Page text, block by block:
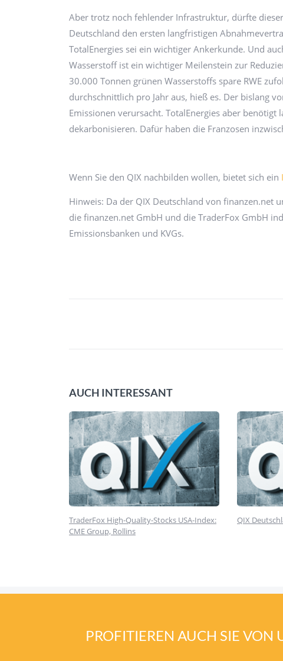
Aber trotz noch fehlender Infrastruktur, dürfte
Deutschland den ersten langfristigen
TotalEnergies sei ein wichtiger Ankerkunde. Und
Wasserstoff ist ein wichtiger Meilenstein zur
30.000 Tonnen grünen Wasserstoffs spare RWE
durchschnittlich pro Jahr aus, hieß es. Der bislang
Emissionen verursacht. TotalEnergies aber
dekarbonisieren. Dafür haben die Franzosen
Wenn Sie den QIX nachbilden wollen, bietet sich ein
Hinweis: Da der QIX Deutschland von finanzen.net
die finanzen.net GmbH und die TraderFox GmbH
Emissionsbanken und KVGs.
AUCH INTERESSANT
TraderFox High-Quality-Stocks USA-Index:
CME Group, Rollins
QIX
PROFITIEREN AUCH SIE VON